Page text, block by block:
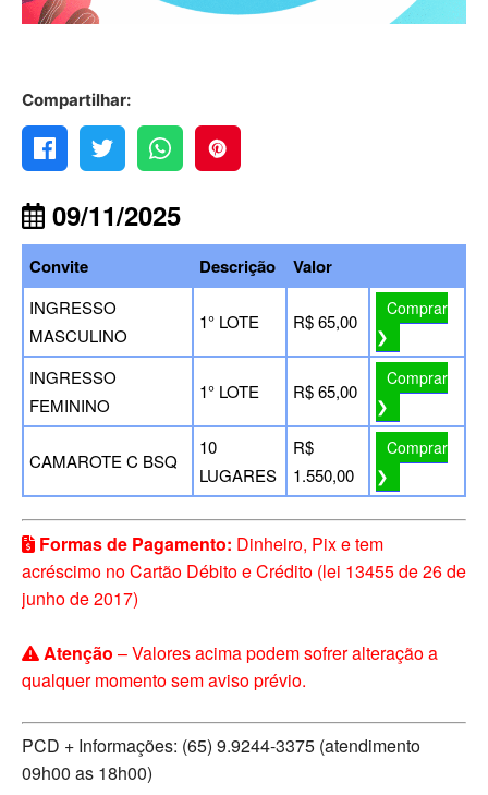
Compartilhar:
09/11/2025
Convite Descrição Valor
INGRESSO
MASCULINO
1° LOTE R$ 65,00
Comprar
❯
INGRESSO
FEMININO
1° LOTE R$ 65,00
Comprar
❯
CAMAROTE C BSQ
10
LUGARES
R$
1.550,00
Comprar
❯
Formas de Pagamento: Dinheiro, Pix e tem
acréscimo no Cartão Débito e Crédito (lei 13455 de 26 de
junho de 2017)
Atenção – Valores acima podem sofrer alteração a
qualquer momento sem aviso prévio.
PCD + Informações: (65) 9.9244-3375 (atendimento
09h00 as 18h00)